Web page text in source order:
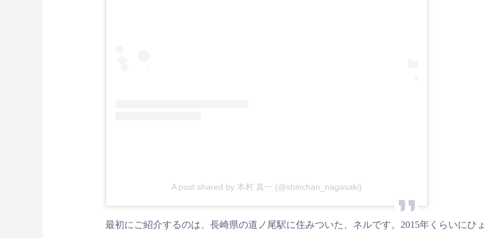
A post shared by 本村 真一 (@shinchan_nagasaki)
最初にご紹介するのは、長崎県の道ノ尾駅に住みついた、ネルです。2015年くらいにひょ